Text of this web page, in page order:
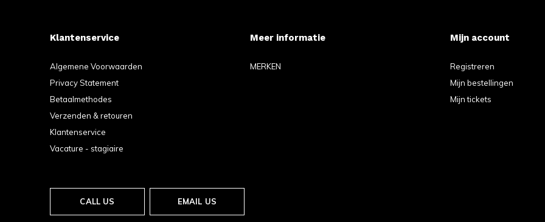
Klantenservice
Algemene Voorwaarden
Privacy Statement
Betaalmethodes
Verzenden & retouren
Klantenservice
Vacature - stagiaire
Meer informatie
MERKEN
Mijn account
Registreren
Mijn bestellingen
Mijn tickets
CALL US EMAIL US